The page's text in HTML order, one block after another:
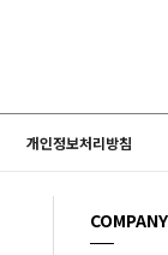
개인정보처리방침